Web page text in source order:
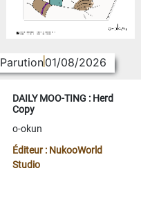
Parution01/08/2026
DAILY MOO-TING : Herd
Copy
o-okun
Éditeur : NukooWorld
Studio